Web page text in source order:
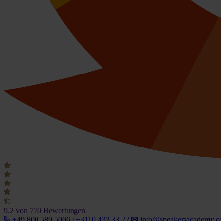
9.2 von 770 Bewertungen
+49 800 589 5006 / +3110 433 33 22